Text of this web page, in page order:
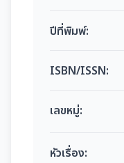
ปีที่พิมพ์:
ISBN/ISSN:
เลขหมู่:
หัวเรื่อง: